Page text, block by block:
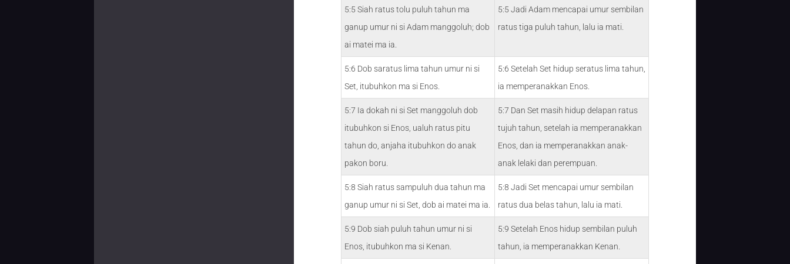
5:5 Siah ratus tolu puluh tahun ma
ganup umur ni si Adam manggoluh; dob
ai matei ma ia.
5:5 Jadi Adam mencapai umur sembilan
ratus tiga puluh tahun, lalu ia mati.
5:6 Dob saratus lima tahun umur ni si
Set, itubuhkon ma si Enos.
5:6 Setelah Set hidup seratus lima tahun,
ia memperanakkan Enos.
5:7 Ia dokah ni si Set manggoluh dob
itubuhkon si Enos, ualuh ratus pitu
tahun do, anjaha itubuhkon do anak
pakon boru.
5:7 Dan Set masih hidup delapan ratus
tujuh tahun, setelah ia memperanakkan
Enos, dan ia memperanakkan anak-
anak lelaki dan perempuan.
5:8 Siah ratus sampuluh dua tahun ma
ganup umur ni si Set, dob ai matei ma ia.
5:8 Jadi Set mencapai umur sembilan
ratus dua belas tahun, lalu ia mati.
5:9 Dob siah puluh tahun umur ni si
Enos, itubuhkon ma si Kenan.
5:9 Setelah Enos hidup sembilan puluh
tahun, ia memperanakkan Kenan.